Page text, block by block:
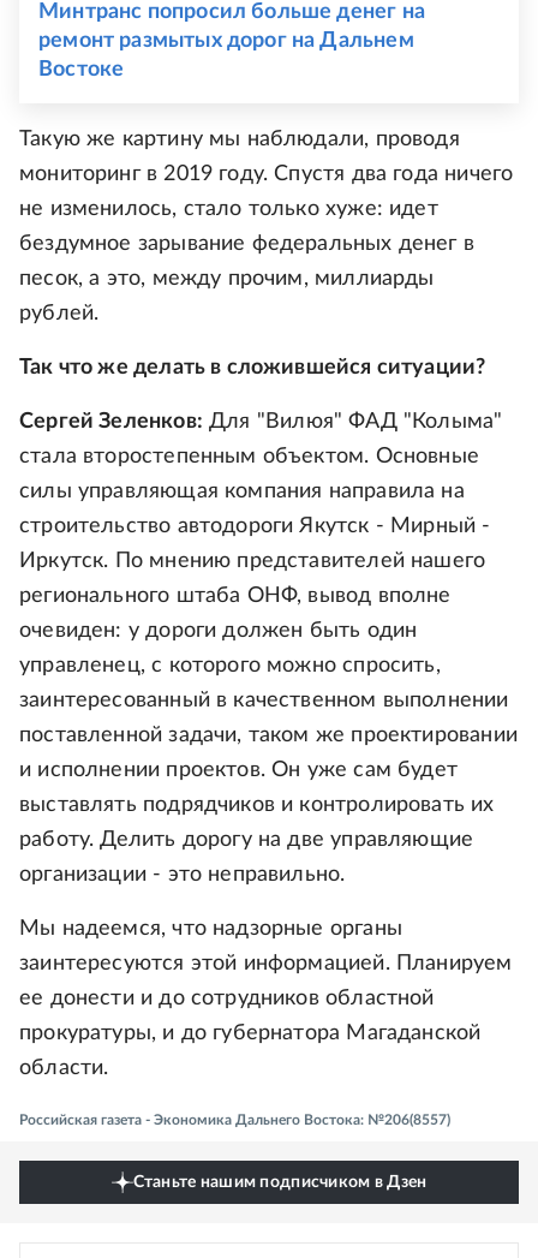
Минтранс попросил больше денег на
ремонт размытых дорог на Дальнем
Востоке
Такую же картину мы наблюдали, проводя
мониторинг в 2019 году. Спустя два года ничего
не изменилось, стало только хуже: идет
бездумное зарывание федеральных денег в
песок, а это, между прочим, миллиарды
рублей.
Так что же делать в сложившейся ситуации?
Сергей Зеленков: Для "Вилюя" ФАД "Колыма"
стала второстепенным объектом. Основные
силы управляющая компания направила на
строительство автодороги Якутск - Мирный -
Иркутск. По мнению представителей нашего
регионального штаба ОНФ, вывод вполне
очевиден: у дороги должен быть один
управленец, с которого можно спросить,
заинтересованный в качественном выполнении
поставленной задачи, таком же проектировании
и исполнении проектов. Он уже сам будет
выставлять подрядчиков и контролировать их
работу. Делить дорогу на две управляющие
организации - это неправильно.
Мы надеемся, что надзорные органы
заинтересуются этой информацией. Планируем
ее донести и до сотрудников областной
прокуратуры, и до губернатора Магаданской
области.
Российская газета - Экономика Дальнего Востока: №206(8557)
Станьте нашим подписчиком в Дзен